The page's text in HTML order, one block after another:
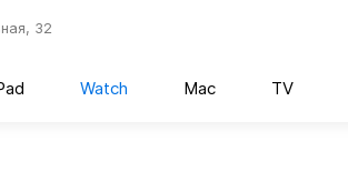
32
Watch Mac TV